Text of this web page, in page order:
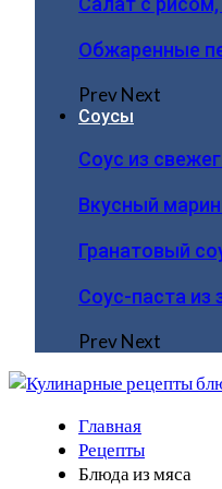
Обжаренные
PrevNext
Соусы
Соус из
Вкусный
Гранатовый
Соус-паста из
PrevNext
Главная
Рецепты
Блюда из мяса